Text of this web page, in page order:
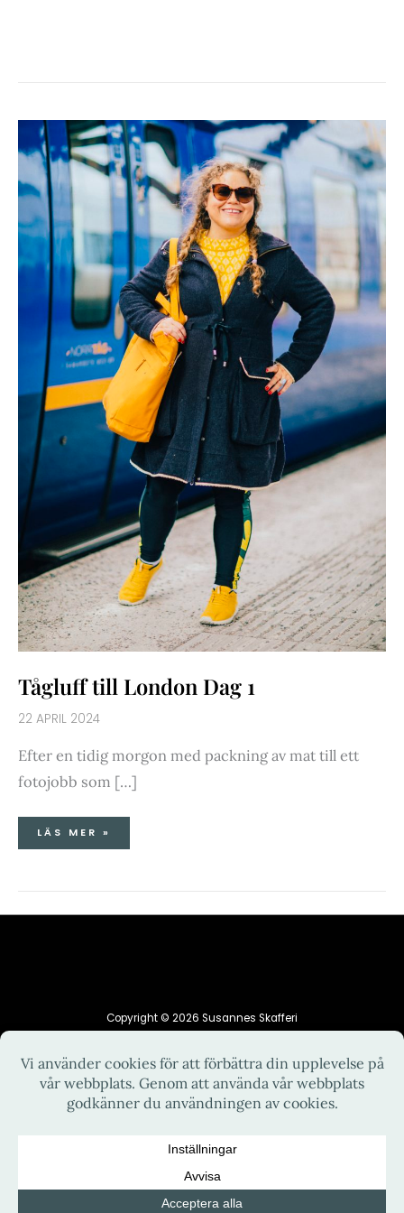
Tågluff till London Dag 1
22 APRIL 2024
Efter en tidig morgon med packning av mat till ett
fotojobb som […]
TÅGLUFF
TILL
LONDON
DAG
1
LÄS MER »
Copyright © 2026 Susannes Skafferi
HEM INTEGRITETSPOLICY
KONTAKT
OM MIG
RECEPT